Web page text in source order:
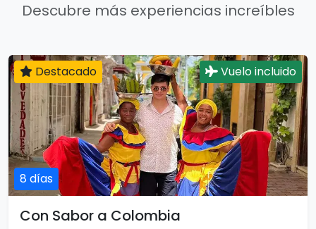
Descubre más experiencias increíbles
8 días
Destacado Vuelo incluido
Con Sabor a Colombia